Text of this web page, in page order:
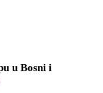
u Bosni i